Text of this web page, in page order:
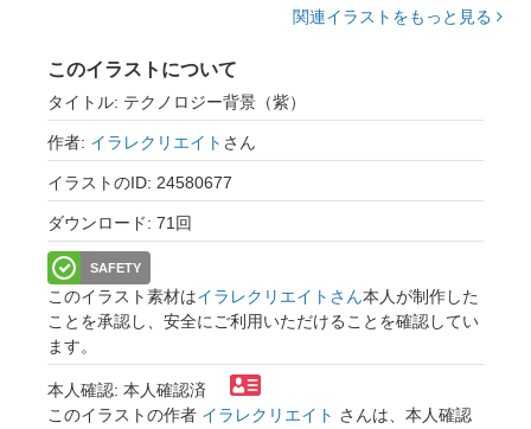
関連イラストをもっと見る
このイラストについて
タイトル: テクノロジー背景（紫）
作者: イラレクリエイト さん
イラストのID: 24580677
ダウンロード: 71回
SAFETY
このイラスト素材はイラレクリエイトさん本人が制作した
ことを承認し、安全にご利用いただけることを確認してい
ます。
本人確認: 本人確認済
このイラストの作者 イラレクリエイト さんは、本人確認